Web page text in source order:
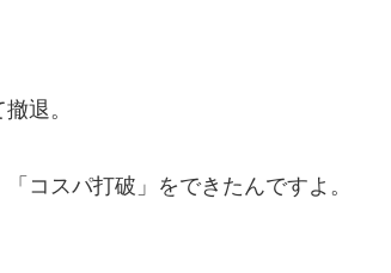
退。
コスパ打破」をできたんですよ。